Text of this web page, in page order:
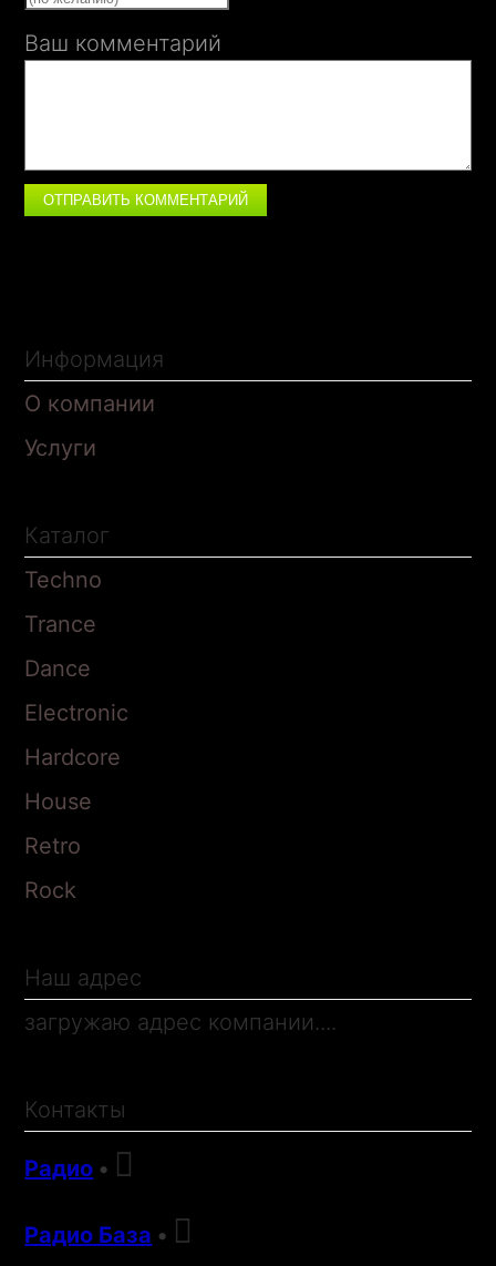
Ваш комментарий
ОТПРАВИТЬ КОММЕНТАРИЙ
Информация
О компании
Услуги
Каталог
Techno
Trance
Dance
Electronic
Hardcore
House
Retro
Rock
Наш адрес
загружаю адрес компании....
Контакты
Радио • 
Радио База • 